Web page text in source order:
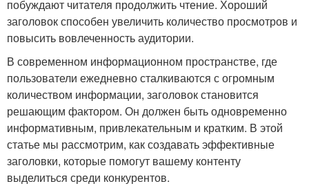
побуждают читателя продолжить чтение. Хороший
заголовок способен увеличить количество просмотров и
повысить вовлеченность аудитории.
В современном информационном пространстве, где
пользователи ежедневно сталкиваются с огромным
количеством информации, заголовок становится
решающим фактором. Он должен быть одновременно
информативным, привлекательным и кратким. В этой
статье мы рассмотрим, как создавать эффективные
заголовки, которые помогут вашему контенту
выделиться среди конкурентов.